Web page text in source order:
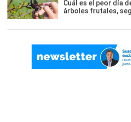
Cuál es el peor día
árboles frutales,